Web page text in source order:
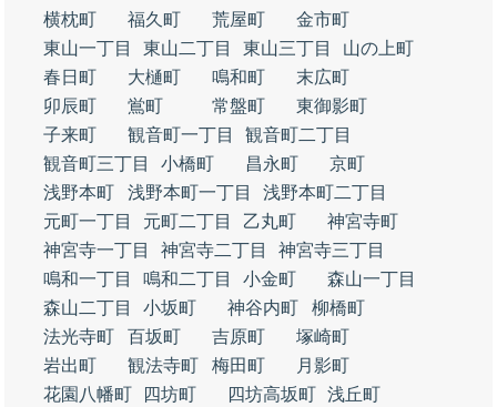
横枕町
福久町 荒屋町
金市町
東山一丁目
東山二丁目 東山三丁目
山の上町
春日町
大樋町 鳴和町
末広町
卯辰町
鴬町 常盤町
東御影町
子来町
観音町一丁目
観音町二丁目
観音町三丁目
小橋町 昌永町
京町
浅野本町
浅野本町一丁目
浅野本町二丁目
元町一丁目
元町二丁目 乙丸町
神宮寺町
神宮寺一丁目
神宮寺二丁目
神宮寺三丁目
鳴和一丁目
鳴和二丁目 小金町
森山一丁目
森山二丁目
小坂町 神谷内町
柳橋町
法光寺町
百坂町 吉原町
塚崎町
岩出町
観法寺町 梅田町
月影町
花園八幡町
四坊町 四坊高坂町 浅丘町